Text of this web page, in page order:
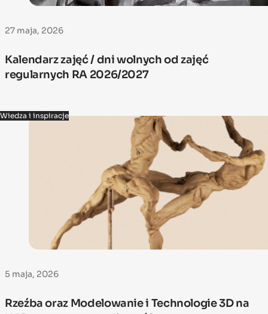
27 maja, 2026
Kalendarz zajęć / dni wolnych od zajęć
regularnych RA 2026/2027
Wiedza i inspiracje
5 maja, 2026
Rzeźba oraz Modelowanie i Technologie 3D na